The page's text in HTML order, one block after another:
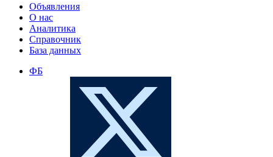
Объявления
О нас
Аналитика
Справочник
База данных
ФБ